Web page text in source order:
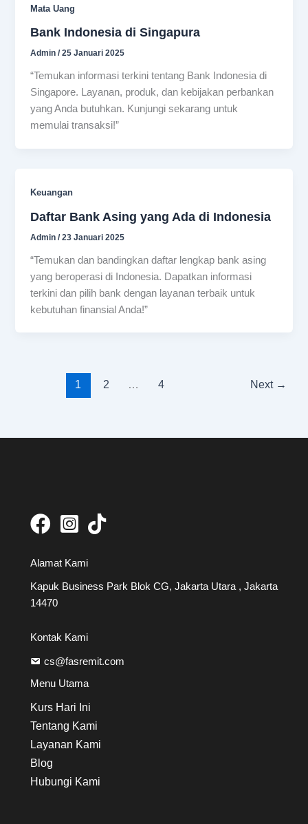
Mata Uang
Bank Indonesia di Singapura
Admin/25 Januari 2025
“Temukan informasi terkini tentang Bank Indonesia di
Singapore. Layanan, produk, dan kebijakan perbankan
yang Anda butuhkan. Kunjungi sekarang untuk
memulai transaksi!”
Keuangan
Daftar Bank Asing yang Ada di Indonesia
Admin/23 Januari 2025
“Temukan dan bandingkan daftar lengkap bank asing
yang beroperasi di Indonesia. Dapatkan informasi
terkini dan pilih bank dengan layanan terbaik untuk
kebutuhan finansial Anda!”
1 2 … 4 Next →
Alamat Kami
Kapuk Business Park Blok CG, Jakarta Utara , Jakarta
14470
Kontak Kami
cs@fasremit.com
Menu Utama
Kurs Hari Ini
Tentang Kami
Layanan Kami
Blog
Hubungi Kami